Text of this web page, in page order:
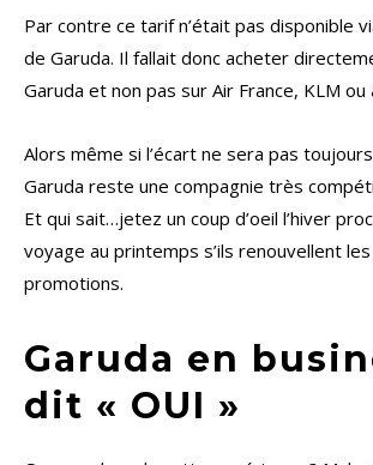
Par contre ce tarif n’était pas disponible
de Garuda. Il fallait donc acheter
Garuda et non pas sur Air France, KLM ou
Alors même si l’écart ne sera pas
Garuda reste une compagnie très
Et qui sait…jetez un coup d’oeil l’hiver
voyage au printemps s’ils renouvellent
promotions.
Garuda en
dit « OUI »